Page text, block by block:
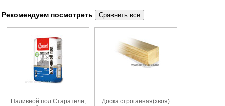
Рекомендуем посмотреть
Наливной пол Старатели,
Доска строганная(хвоя)